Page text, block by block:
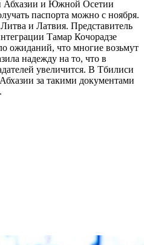
Абхазии и Южной Осетии
паспорта можно с ноября.
и Латвия. Представитель
Тамар Кочорадзе
ожиданий, что многие возьмут
надежду на то, что в
увеличится. В Тбилиси
за такими документами